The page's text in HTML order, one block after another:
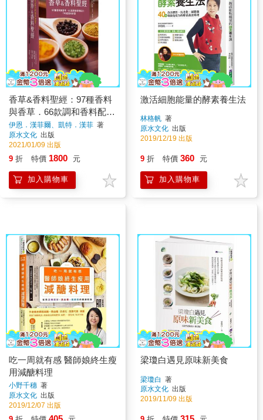
香草&香料聖經：97種香料
與香草．66款調和香料配
方．170道美味食譜
伊恩．漢菲爾、凱特．漢菲 著
原水文化 出版
2021/01/09 出版
9 折 特價 1800 元
加入購物車
激活細胞能量的酵素養生法
林格帆 著
原水文化 出版
2019/12/19 出版
9 折 特價 360 元
加入購物車
吃一周就有感 醫師娘終生瘦
用減醣料理
小野千穗 著
原水文化 出版
2019/12/07 出版
梁瓊白遇見原味新美食
梁瓊白 著
原水文化 出版
2019/11/09 出版